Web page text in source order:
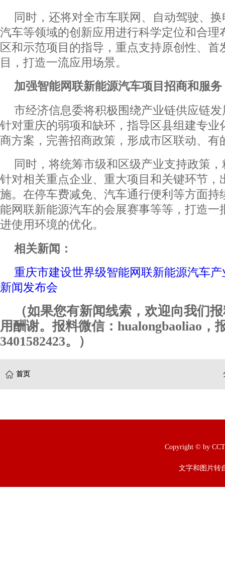
同时，还将对全市车联网、自动驾驶、
汽车等领域的创新应用进行科学定位和合理
区和示范项目的指导，重点支持原创性、首
目，打造一流应用场景。
加强智能网联新能源汽车项目招商和服务
市经济信息委将积极围绕产业链供应链
针对重庆的弱项和缺环，指导区县组建专业
商方案，完善招商政策，形成市区联动、有
同时，将统筹市级和区级产业支持政策
针对相关重点企业、重大项目和关键环节，
施。在停车费减免、汽车通行便利等方面持
能网联新能源汽车的会展赛事等等，打造一
进使用环境的优化。
相关新闻：
重庆市建设世界级智能网联新能源汽车
新闻发布会
（如果您有新闻线索，欢迎向我们
用酬谢。报料微信：hualongbaoliao，
3401582423。）
首页
Copyright © by
文字和图片转